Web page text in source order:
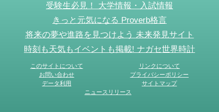
受験生必見！ 大学情報・入試情報
きっと元気になる Proverb格言
将来の夢や進路を見つけよう 未来発見サイト
時刻も天気もイベントも掲載! ナガセ世界時計
このサイトについて
リンクについて
お問い合わせ
プライバシーポリシー
データ利用
サイトマップ
ニュースリリース